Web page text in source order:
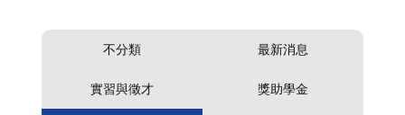
不分類 最新消息
實習與徵才 獎助學金